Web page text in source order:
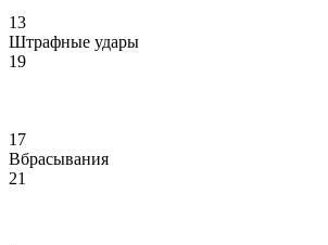
13
Штрафные удары
19
17
Вбрасывания
21